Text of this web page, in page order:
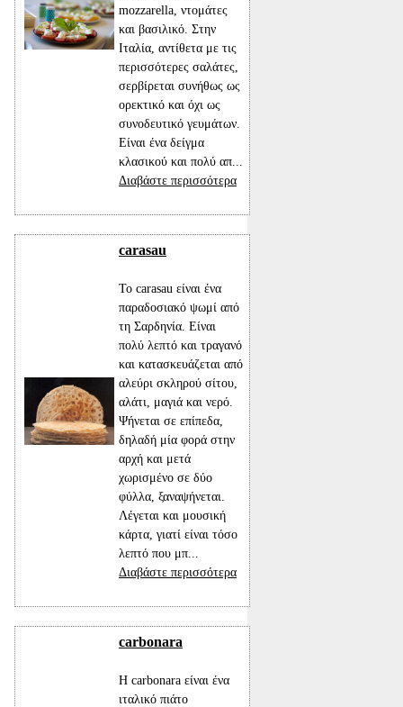
mozzarella, ντομάτες
και βασιλικό. Στην
Ιταλία, αντίθετα με τις
περισσότερες σαλάτες,
σερβίρεται συνήθως ως
ορεκτικό και όχι ως
συνοδευτικό γευμάτων.
Είναι ένα δείγμα
κλασικού και πολύ απ...
Διαβάστε περισσότερα
carasau
Το carasau είναι ένα
παραδοσιακό ψωμί από
τη Σαρδηνία. Είναι
πολύ λεπτό και τραγανό
και κατασκευάζεται από
αλεύρι σκληρού σίτου,
αλάτι, μαγιά και νερό.
Ψήνεται σε επίπεδα,
δηλαδή μία φορά στην
αρχή και μετά
χωρισμένο σε δύο
φύλλα, ξαναψήνεται.
Λέγεται και μουσική
κάρτα, γιατί είναι τόσο
λεπτό που μπ...
Διαβάστε περισσότερα
carbonara
Η carbonara είναι ένα
ιταλικό πιάτο